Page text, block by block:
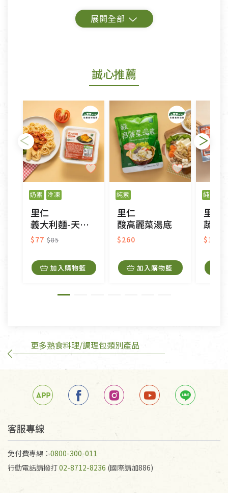
鑑賞期商品說明：
若您購買的商品有下列「不適用七天鑑賞期商品」情
形者，除商品瑕疵以外，恕不接受退換貨.
依消保法之規定提供該商品七天免費鑑賞期(含例假
日)的服務，原則上若商品未經使用或被汙損(除商品
瑕疵)，一般皆可申請退換貨。
不適用七天鑑賞期商品：
以數位或電磁紀錄形式儲存之商品、易於變質或損壞
之商品、以及性質上無法或不適合退換之商品：如
CD、VCD、DVD、電腦軟體，若產品瑕疵無法讀取僅
接受原片換新。
衣飾鞋類-如T恤，如於送達後水洗或污損者。
美容保養用品、內衣褲、襪子、口罩等私人消耗性產
內衣褲、襪子、口罩個人衛生用品除商品本身有瑕疵
外,依據《通訊交易解除權合理例外情事適用準
誠心推薦
奶素 冷凍
里仁
義大利麵-天貝紅醬
$77 $85
加入購物籃
純素
里仁
酸高麗菜湯底
$260
加入購物籃
純素
里仁
蔬食熱狗
$195
更多熟食料理/調理包類別產品
客服專線
免付費專線：0800-300-011
行動電話請撥打02-8712-8236 (國際請加886)